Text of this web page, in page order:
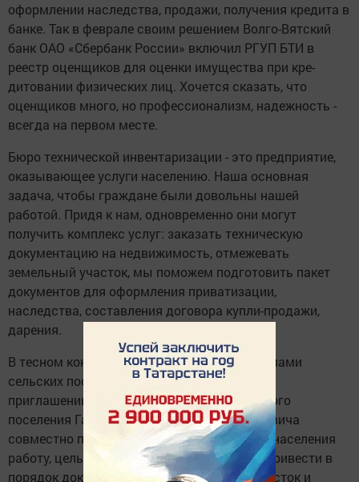
оформлении наследства, прода­жи, получения кредита в
банке. Так в феврале своим решением Волго-Вят­ский
банк ОАО «Сбербанк России» включил РГУП БТИ в
реестр оценщи­ков для оценки имущества при кре­
дитовании физических лиц. Хочется сказать, что
оценщиков много, но про­фессионализм, надежность -
всегда на первом месте.
Бюро технической инвентаризации - это предприятие,
оказывающее услуги населению. Наша основная
задача, чтобы граждане были довольны на­шей
работой. Придя к нам, одновре­менно они могут
получить комплекс услуг: заказать техническую
докумен­тацию на недвижимость, отмежевать
земельный участок, мы поможем под­готовить пакет
документов для оформ­ления приватизации,
наследства, со­ставления договора купли-продажи,
дарения.
В тесном контакте мы работаем с ис­полкомами
сельских поселений. В марте 2012 года по
приглашению главы Атряклинского сельского
поселения Газизянова Рустэма Шакирзяновича
совместно провели огромную, нужную для населения
работу, цель которой - помочь гражданам привести в
порядок документы на дом, земельный участок и